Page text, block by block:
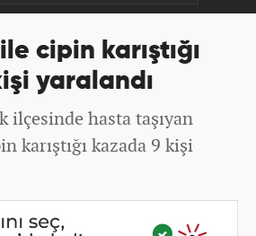
cipin karıştığı
yaralandı
ilçesinde hasta taşıyan
karıştığı kazada 9 kişi